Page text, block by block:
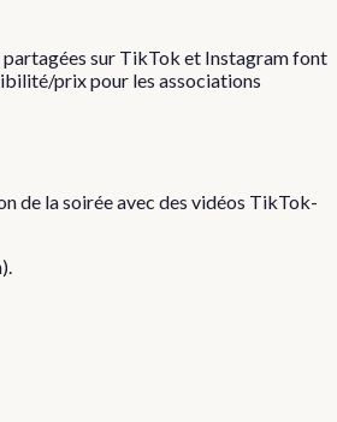
partagées sur TikTok et Instagram font
prix pour les associations
de la soirée avec des vidéos TikTok-